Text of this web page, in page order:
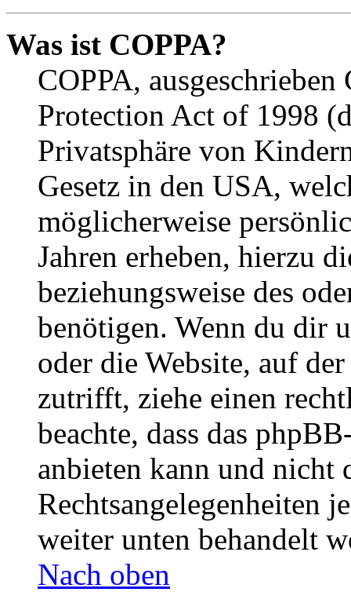
Was ist COPPA?
COPPA,
Protection Act of 1998
Privatsphäre von
Gesetz in den USA,
möglicherweise
Jahren erheben, hierzu
beziehungsweise des
benötigen. Wenn du dir
oder die Website, auf
zutrifft, ziehe einen
beachte, dass das
anbieten kann und nicht
Rechtsangelegenheiten
weiter unten behandelt
Nach oben